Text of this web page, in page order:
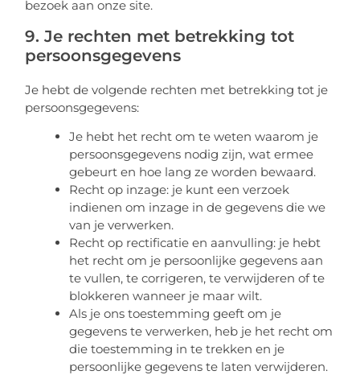
bezoek aan onze site.
9. Je rechten met betrekking tot
persoonsgegevens
Je hebt de volgende rechten met betrekking tot je
persoonsgegevens:
Je hebt het recht om te weten waarom je
persoonsgegevens nodig zijn, wat ermee
gebeurt en hoe lang ze worden bewaard.
Recht op inzage: je kunt een verzoek
indienen om inzage in de gegevens die we
van je verwerken.
Recht op rectificatie en aanvulling: je hebt
het recht om je persoonlijke gegevens aan
te vullen, te corrigeren, te verwijderen of te
blokkeren wanneer je maar wilt.
Als je ons toestemming geeft om je
gegevens te verwerken, heb je het recht om
die toestemming in te trekken en je
persoonlijke gegevens te laten verwijderen.